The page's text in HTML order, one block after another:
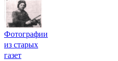
Фотографии
из старых
газет